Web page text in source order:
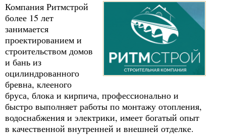
Компания Ритмстрой
более 15 лет
занимается
проектированием и
строительством домов
и бань из
оцилиндрованного
бревна, клееного
бруса, блока и кирпича, профессионально и
быстро выполняет работы по монтажу отопления,
водоснабжения и электрики, имеет богатый опыт
в качественной внутренней и внешней отделке.